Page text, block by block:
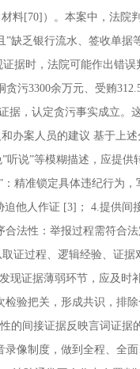
料[70]）。本案中，法院
缺乏银行流水、签收单据
据时，法院可能作出错
污3300余万元、受贿
据，认定贪污事实成立。
办案人员的建议 基于上
说”等模糊描述，应提供
精准锁定具体违纪行为
他人作证 [3]； 4.提供间
法性：举报过程需符合
证过程、逻辑经验、证据
现证据薄弱环节，应及时
验把关，形成共识，排
的间接证据反映言词证据
像制度，做到全程、全